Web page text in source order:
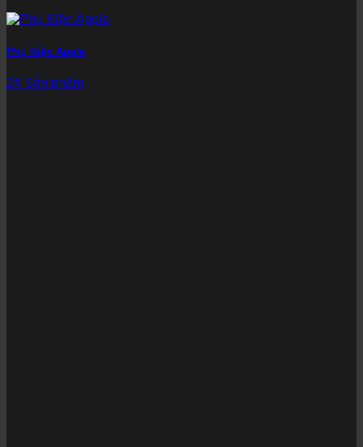
Phụ Kiện Apple
24 Sản phẩm